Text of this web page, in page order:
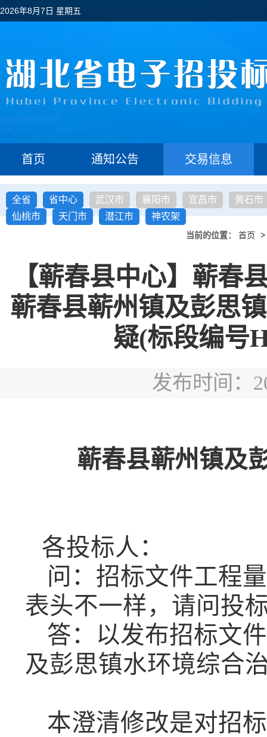
2026年8月7日 星期五
首页 通知公告 交易信息
全省 省中心 武汉市 襄阳市 宜昌市
黄石市
仙桃市
天门市 潜江市 神农架
当前的位置： 首页 >
【蕲春县中心】蕲春
蕲春县蕲州镇及彭思
疑(标段编号
发布时间：
蕲春县蕲州镇及
各投标人：
问： 招标文件工程
表头不一样，请问投
答：以发布招标文
及彭思镇水环境综合
本澄清修改是对招